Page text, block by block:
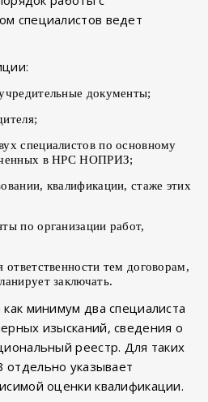
специалистов ведет
документы;
специалистов по основному
в НРС НОПРИЗ;
квалификации, стаже этих
по организации работ,
ответственности тем договорам,
заключать.
минимум два специалиста
изысканий, сведения о
реестр. Для таких
указывает
оценки квалификации.